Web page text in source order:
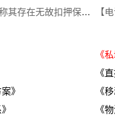
【电诉宝】用户投诉“一亩田”称其存在无故扣押保证金，多次退款遭推诿等问题
《
《
》
《
《